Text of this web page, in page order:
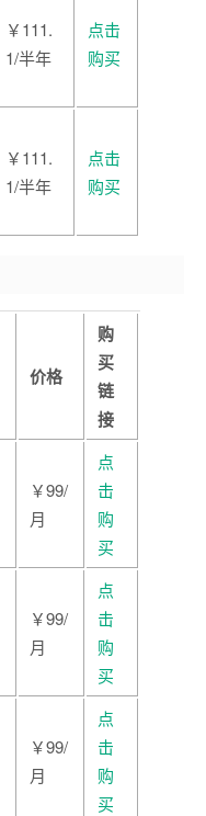
￥111.
1/半年
点击
购买
￥111.
1/半年
点击
购买
价格
购
买
链
接
￥99/
月
点
击
购
买
￥99/
月
点
击
购
买
￥99/
月
点
击
购
买